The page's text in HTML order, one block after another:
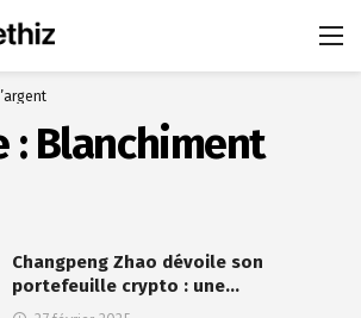
: Blanchiment
Changpeng Zhao dévoile son
portefeuille crypto : une…